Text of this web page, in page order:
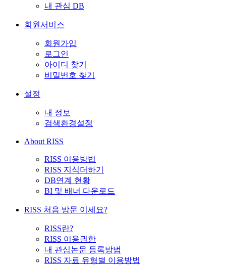
내 관심 DB
회원서비스
회원가입
로그인
아이디 찾기
비밀번호 찾기
설정
내 정보
검색환경설정
About RISS
RISS 이용방법
RISS 지식더하기
DB연계 현황
BI 및 배너 다운로드
RISS 처음 방문 이세요?
RISS란?
RISS 이용권한
내 관심논문 등록방법
RISS 자료 유형별 이용방법